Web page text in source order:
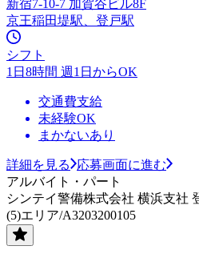
新宿7-10-7 加賀谷ビル8F
京王稲田堤駅、登戸駅
シフト
1日8時間 週1日からOK
交通費支給
未経験OK
まかないあり
詳細を見る
応募画面に進む
アルバイト・パート
シンテイ警備株式会社 横浜支社
(5)エリア/A3203200105